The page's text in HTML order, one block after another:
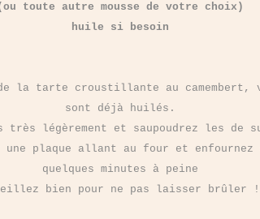
toute autre mousse de votre choix)
huile si besoin
la tarte croustillante au camembert,
sont déjà huilés.
légèrement et saupoudrez les de
plaque allant au four et
quelques minutes à peine
bien pour ne pas laisser brûler